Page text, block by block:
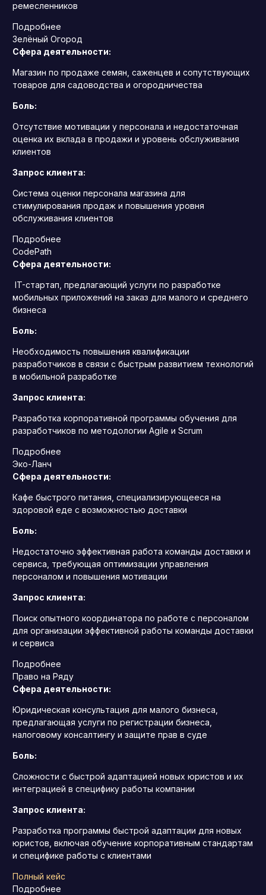
ремесленников
Подробнее
Зелёный Огород
Сфера деятельности:
Магазин по продаже семян, саженцев и сопутствующих
товаров для садоводства и огородничества
Боль:
Отсутствие мотивации у персонала и недостаточная
оценка их вклада в продажи и уровень обслуживания
клиентов
Запрос клиента:
Система оценки персонала магазина для
стимулирования продаж и повышения уровня
обслуживания клиентов
Подробнее
CodePath
Сфера деятельности:
IT-стартап, предлагающий услуги по разработке
мобильных приложений на заказ для малого и среднего
бизнеса
Боль:
Необходимость повышения квалификации
разработчиков в связи с быстрым развитием технологий
в мобильной разработке
Запрос клиента:
Разработка корпоративной программы обучения для
разработчиков по методологии Agile и Scrum
Подробнее
Эко-Ланч
Сфера деятельности:
Кафе быстрого питания, специализирующееся на
здоровой еде с возможностью доставки
Боль:
Недостаточно эффективная работа команды доставки и
сервиса, требующая оптимизации управления
персоналом и повышения мотивации
Запрос клиента:
Поиск опытного координатора по работе с персоналом
для организации эффективной работы команды доставки
и сервиса
Подробнее
Право на Ряду
Сфера деятельности:
Юридическая консультация для малого бизнеса,
предлагающая услуги по регистрации бизнеса,
налоговому консалтингу и защите прав в суде
Боль:
Сложности с быстрой адаптацией новых юристов и их
интеграцией в специфику работы компании
Запрос клиента:
Разработка программы быстрой адаптации для новых
юристов, включая обучение корпоративным стандартам
и специфике работы с клиентами
Полный кейс
Подробнее